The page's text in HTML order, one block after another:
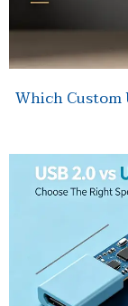
Which Custom